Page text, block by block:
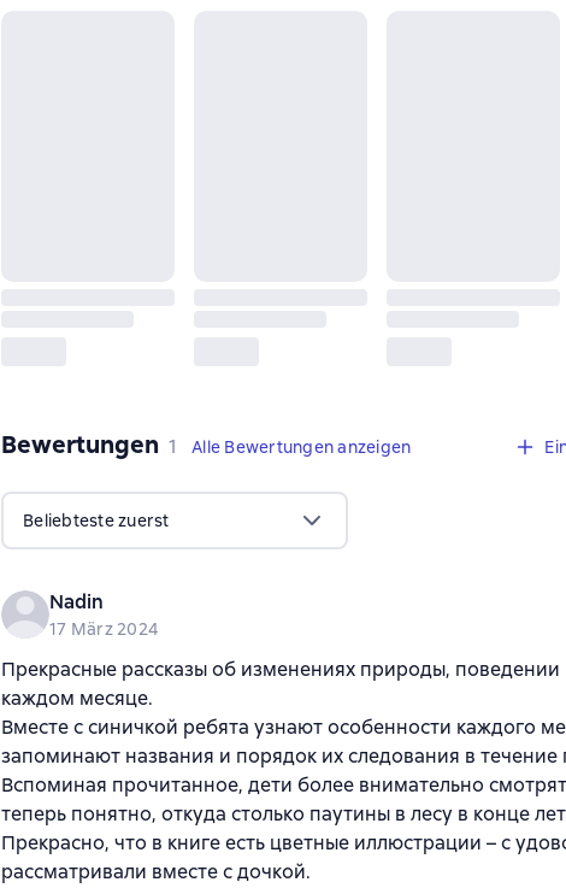
Bewertungen 1 Bewertung
1 Alle Bewertungen anzeigen
Beliebteste zuerst
Nadin
17 März 2024
Прекрасные рассказы об изменениях природы,
каждом месяце.
Вместе с синичкой ребята узнают особенности каждого
запоминают названия и порядок их следования в течение
Вспоминая прочитанное, дети более внимательно
теперь понятно, откуда столько паутины в лесу в конце
Прекрасно, что в книге есть цветные иллюстрации – с
рассматривали вместе с дочкой.